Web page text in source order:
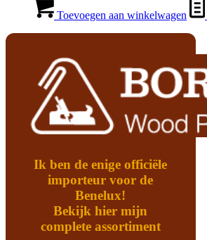
Toevoegen aan winkelwagen
Ik ben de enige officiële
importeur voor de
Benelux!
Bekijk hier mijn
complete assortiment